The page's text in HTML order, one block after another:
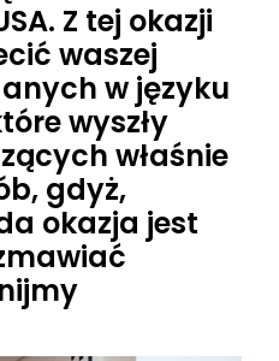
Z tej okazji
waszej
w języku
wyszły
właśnie
gdyż,
okazja jest